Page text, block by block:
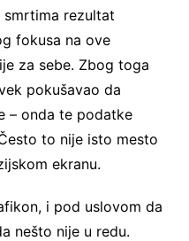
smrtima rezultat
fokusa na ove
za sebe. Zbog toga
pokušavao da
– onda te podatke
to nije isto mesto
ekranu.
i pod uslovom da
nešto nije u redu.